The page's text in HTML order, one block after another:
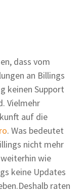
dass vom
an Billings
keinen Support
Vielmehr
auf die
. Was bedeutet
nicht mehr
wie
keine Updates
raten